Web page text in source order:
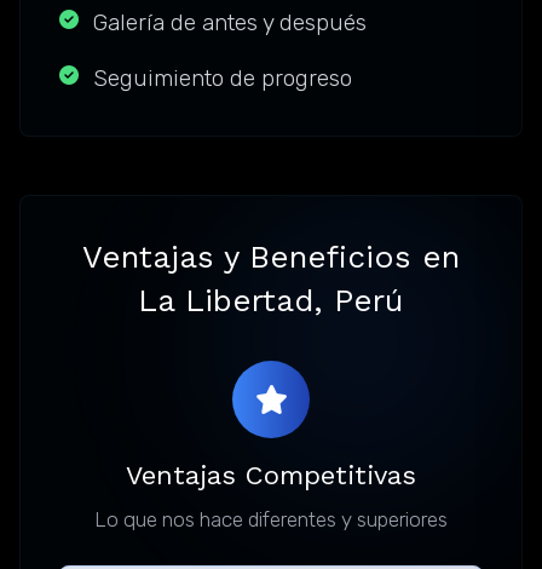
Galería de antes y después
Seguimiento de progreso
Ventajas y Beneficios en
La Libertad, Perú
Ventajas Competitivas
Lo que nos hace diferentes y superiores